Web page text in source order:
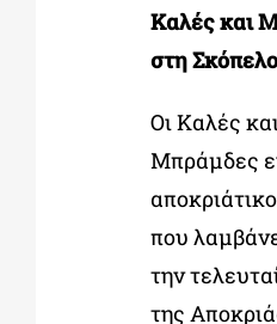
Καλές και
στη Σκόπελο
Οι Καλές
Μπράμδες
που
την
της